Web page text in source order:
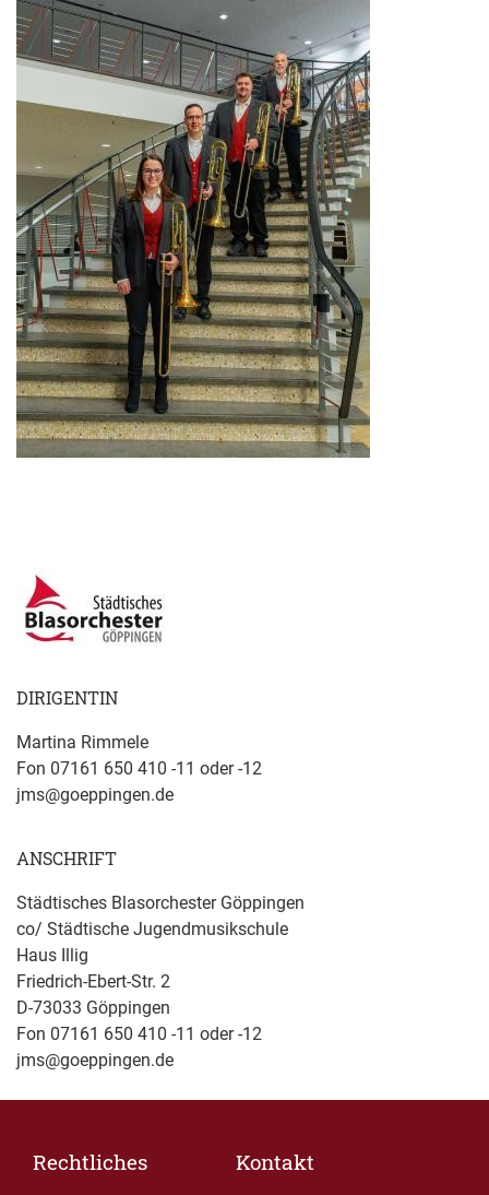
DIRIGENTIN
Martina Rimmele
Fon 07161 650 410 -11 oder -12
jms@goeppingen.de
ANSCHRIFT
Städtisches Blasorchester Göppingen
co/ Städtische Jugendmusikschule
Haus Illig
Friedrich-Ebert-Str. 2
D-73033 Göppingen
Fon 07161 650 410 -11 oder -12
jms@goeppingen.de
Rechtliches Kontakt